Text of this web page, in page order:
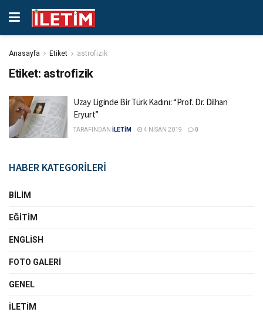
Anasayfa Etiket astrofizik
Etiket: astrofizik
Uzay Liginde Bir Türk Kadını: “Prof. Dr. Dilhan
Eryurt”
TARAFINDAN İLETİM 4 NISAN 2019 0
HABER KATEGORİLERİ
BILIM
EĞITIM
ENGLISH
FOTO GALERI
GENEL
İLETIM